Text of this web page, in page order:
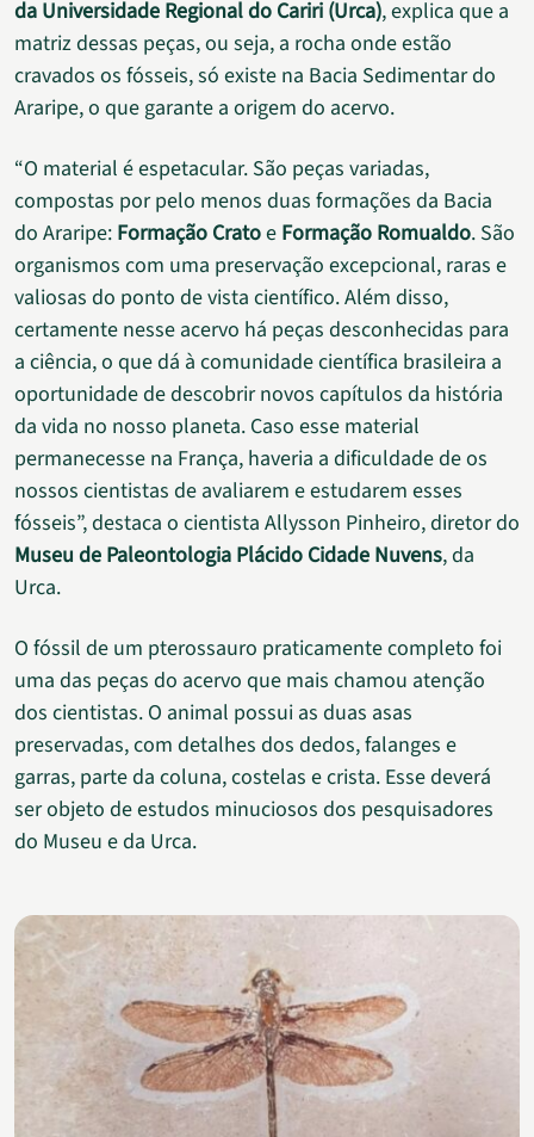
da Universidade Regional do Cariri (Urca), explica que a
matriz dessas peças, ou seja, a rocha onde estão
cravados os fósseis, só existe na Bacia Sedimentar do
Araripe, o que garante a origem do acervo.
“O material é espetacular. São peças variadas,
compostas por pelo menos duas formações da Bacia
do Araripe: Formação Cratoe Formação Romualdo. São
organismos com uma preservação excepcional, raras e
valiosas do ponto de vista científico. Além disso,
certamente nesse acervo há peças desconhecidas para
a ciência, o que dá à comunidade científica brasileira a
oportunidade de descobrir novos capítulos da história
da vida no nosso planeta. Caso esse material
permanecesse na França, haveria a dificuldade de os
nossos cientistas de avaliarem e estudarem esses
fósseis”, destaca o cientista Allysson Pinheiro, diretor do
Museu de Paleontologia Plácido Cidade Nuvens, da
Urca.
O fóssil de um pterossauro praticamente completo foi
uma das peças do acervo que mais chamou atenção
dos cientistas. O animal possui as duas asas
preservadas, com detalhes dos dedos, falanges e
garras, parte da coluna, costelas e crista. Esse deverá
ser objeto de estudos minuciosos dos pesquisadores
do Museu e da Urca.